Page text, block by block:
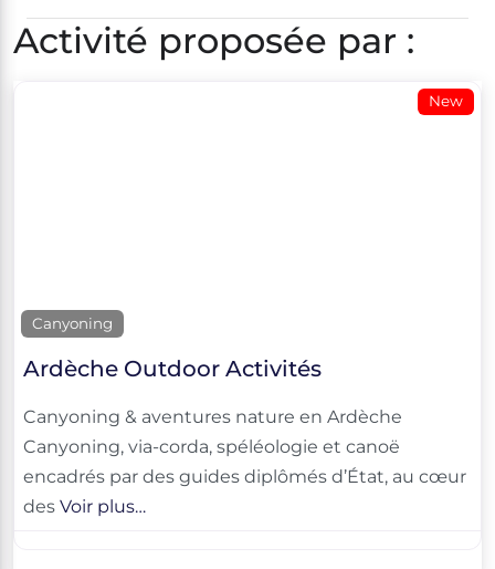
Activité proposée par :
New
Canyoning
Ardèche Outdoor Activités
Canyoning & aventures nature en Ardèche
Canyoning, via-corda, spéléologie et canoë
encadrés par des guides diplômés d’État, au cœur
des Voir plus…